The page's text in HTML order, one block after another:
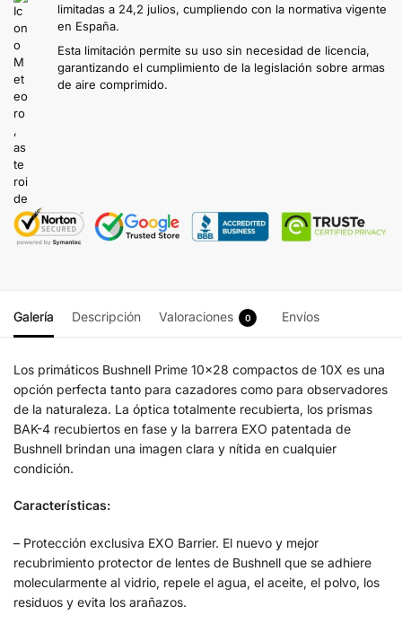
limitadas a 24,2 julios, cumpliendo con la normativa vigente
en España.
Esta limitación permite su uso sin necesidad de licencia,
garantizando el cumplimiento de la legislación sobre armas
de aire comprimido.
Galería Descripción Valoraciones 0 Envíos
Los primáticos Bushnell Prime 10×28 compactos de 10X es una
opción perfecta tanto para cazadores como para observadores
de la naturaleza. La óptica totalmente recubierta, los prismas
BAK-4 recubiertos en fase y la barrera EXO patentada de
Bushnell brindan una imagen clara y nítida en cualquier
condición.
Características:
– Protección exclusiva EXO Barrier. El nuevo y mejor
recubrimiento protector de lentes de Bushnell que se adhiere
molecularmente al vidrio, repele el agua, el aceite, el polvo, los
residuos y evita los arañazos.